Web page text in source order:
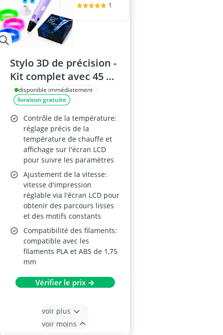
1
Stylo 3D de précision -
Kit complet avec 45 m
de filament PLA (15
couleurs dont 3
fluorescents) - Vitesse
réglable
disponible immédiatement
livraison gratuite
Contrôle de la température:
réglage précis de la
température de chauffe et
affichage sur l'écran LCD
pour suivre les paramètres
Ajustement de la vitesse:
vitesse d'impression
réglable via l'écran LCD pour
obtenir des parcours lisses
et des motifs constants
Compatibilité des filaments:
compatible avec les
filaments PLA et ABS de 1,75
mm
Vérifier le prix →
voir plus
voir moins